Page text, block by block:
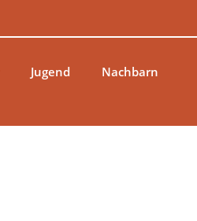
Jugend Nachbarn